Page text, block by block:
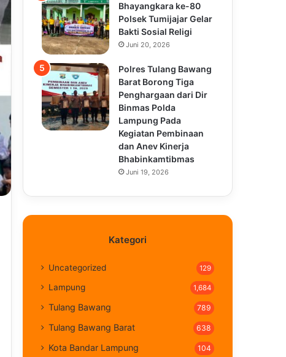
Bhayangkara ke-80
Polsek Tumijajar Gelar
Bakti Sosial Religi
Juni 20, 2026
Polres Tulang Bawang
Barat Borong Tiga
Penghargaan dari Dir
Binmas Polda
Lampung Pada
Kegiatan Pembinaan
dan Anev Kinerja
Bhabinkamtibmas
Juni 19, 2026
Kategori
Uncategorized 129
Lampung 1,684
Tulang Bawang 789
Tulang Bawang Barat 638
Kota Bandar Lampung 104